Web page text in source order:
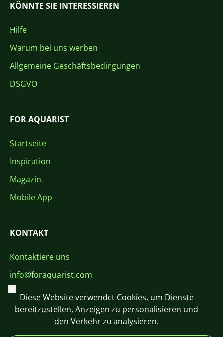
KÖNNTE SIE INTERESSIEREN
Hilfe
Warum bei uns werben
Allgemeine Geschäftsbedingungen
DSGVO
FOR AQUARIST
Startseite
Inspiration
Magazin
Mobile App
KONTAKT
Kontaktiere uns
info@foraquarist.com
+420 603 449 602
Schließen
Diese Website verwendet Cookies, um Dienste
bereitzustellen, Anzeigen zu personalisieren und
den Verkehr zu analysieren.